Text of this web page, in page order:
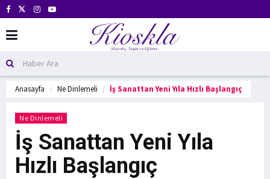
Anasayfa Ne Dinlemeli İş Sanattan Yeni Yıla Hızlı Başlangıç
Ne Dinlemeli
İş Sanattan Yeni Yıla
Hızlı Başlangıç